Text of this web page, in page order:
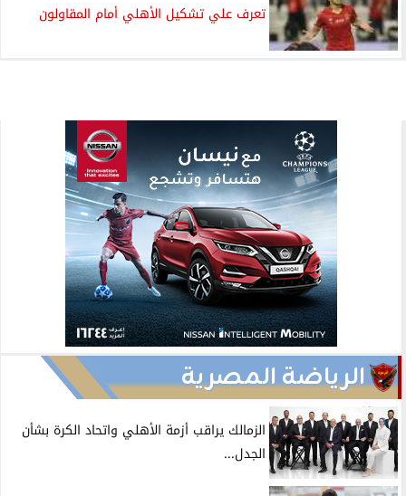
تعرف علي تشكيل الأهلي أمام المقاولون
الرياضة المصرية
الزمالك يراقب أزمة الأهلي واتحاد الكرة بشأن
الجدل...